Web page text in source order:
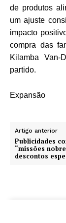
de produtos
um ajuste
impacto
compra das
Kilamba
partido.
Expansão
Artigo anterior
Publicidades
“missões
descontos